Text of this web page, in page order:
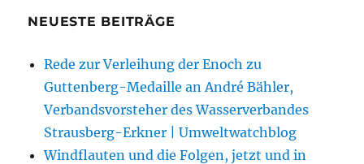
NEUESTE BEITRÄGE
Rede zur Verleihung der Enoch zu
Guttenberg-Medaille an André Bähler,
Verbandsvorsteher des Wasserverbandes
Strausberg-Erkner | Umweltwatchblog
Windflauten und die Folgen, jetzt und in